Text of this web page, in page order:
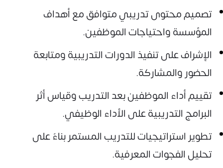
تصميم محتوى تدريبي متوافق مع أهداف
المؤسسة واحتياجات الموظفين.
الإشراف على تنفيذ الدورات التدريبية ومتابعة
الحضور والمشاركة.
تقييم أداء الموظفين بعد التدريب وقياس أثر
البرامج التدريبية على الأداء الوظيفي.
تطوير استراتيجيات للتدريب المستمر بناءً على
تحليل الفجوات المعرفية.